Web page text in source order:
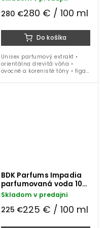
280 €280 € / 100 ml
Do košíka
Unisex parfumový extrakt •
orientálna drevitá vôňa •
ovocné a korenisté tóny • figa •
céder • santalové drevo •
BDK Parfums Impadia
parfumovaná voda 100
ml
Skladom v predajni
225 €225 € / 100 ml